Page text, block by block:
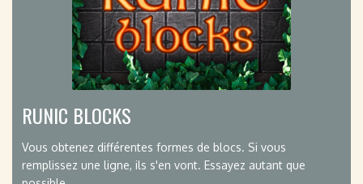
RUNIC BLOCKS
Vous obtenez différentes formes de blocs. Si vous
remplissez une ligne, ils s'en vont. Essayez autant que